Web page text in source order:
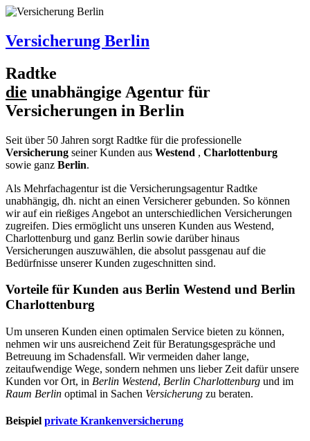
Versicherung Berlin
Radtke
die unabhängige Agentur für
Versicherungen in Berlin
Seit über 50 Jahren sorgt Radtke für die professionelle
Versicherung seiner Kunden aus Westend , Charlottenburg
sowie ganz Berlin.
Als Mehrfachagentur ist die VersicherungsagenturRadtke
unabhängig, dh. nicht an einen Versicherer gebunden. So können
wir auf ein rießiges Angebot an unterschiedlichen Versicherungen
zugreifen. Dies ermöglicht uns unseren Kunden aus Westend,
Charlottenburg und ganz Berlin sowie darüber hinaus
Versicherungen auszuwählen, die absolut passgenau auf die
Bedürfnisse unserer Kunden zugeschnitten sind.
Vorteile für Kunden aus Berlin Westend und Berlin
Charlottenburg
Um unseren Kunden einen optimalen Service bieten zu können,
nehmen wir uns ausreichend Zeit für Beratungsgespräche und
Betreuung im Schadensfall. Wir vermeiden daher lange,
zeitaufwendige Wege, sondern nehmen uns lieber Zeit dafür unsere
Kunden vor Ort, in Berlin Westend, Berlin Charlottenburg und im
Raum Berlin optimal in Sachen Versicherung zu beraten.
Beispiel private Krankenversicherung